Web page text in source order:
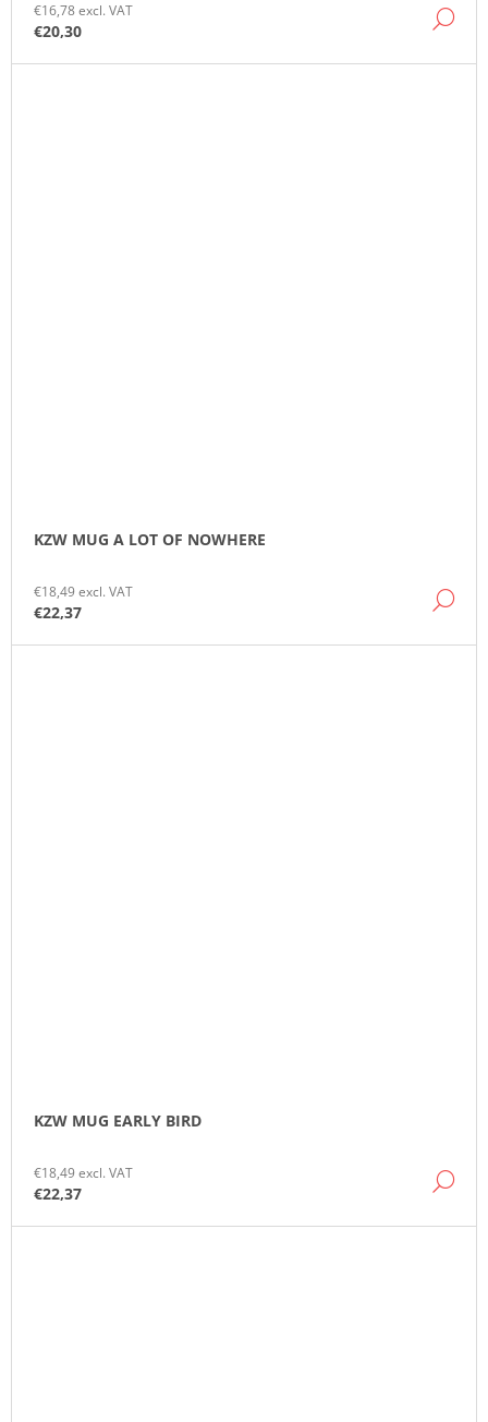
€16,78 excl. VAT
€20,30
KZW MUG A LOT OF NOWHERE
€18,49 excl. VAT
€22,37
KZW MUG EARLY BIRD
€18,49 excl. VAT
€22,37